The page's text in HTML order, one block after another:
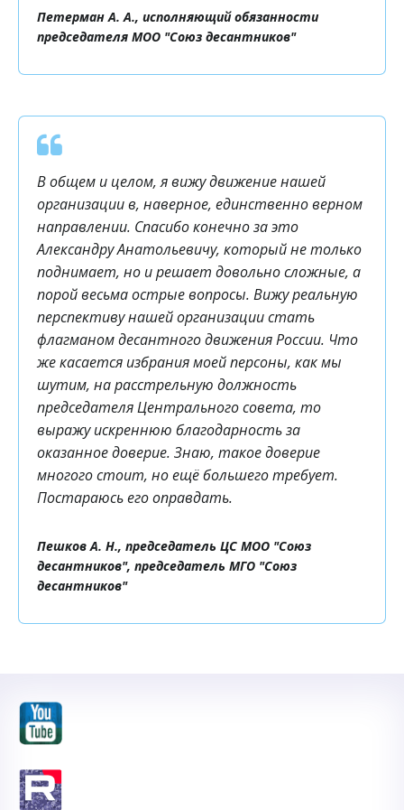
Петерман А. А., исполняющий обязанности
председателя МОО "Союз десантников"
В общем и целом, я вижу движение нашей
организации в, наверное, единственно верном
направлении. Спасибо конечно за это
Александру Анатольевичу, который не только
поднимает, но и решает довольно сложные, а
порой весьма острые вопросы. Вижу реальную
перспективу нашей организации стать
флагманом десантного движения России. Что
же касается избрания моей персоны, как мы
шутим, на расстрельную должность
председателя Центрального совета, то
выражу искреннюю благодарность за
оказанное доверие. Знаю, такое доверие
многого стоит, но ещё большего требует.
Постараюсь его оправдать.
Пешков А. Н., председатель ЦС МОО "Союз
десантников", председатель МГО "Союз
десантников"